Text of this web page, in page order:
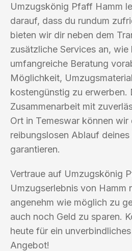
Umzugskönig Pfaff Hamm
darauf, dass du rundum
bieten wir dir neben dem
zusätzliche Services an,
umfangreiche Beratung
Möglichkeit,
kostengünstig zu erwerben.
Zusammenarbeit mit
Ort in Temeswar können wir
reibungslosen Ablauf
garantieren.
Vertraue auf Umzugskönig
Umzugserlebnis von Hamm
angenehm wie möglich zu
auch noch Geld zu sparen.
heute für ein
Angebot!